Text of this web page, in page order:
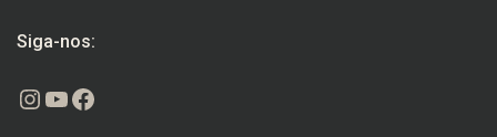
Siga-nos:
Instagram
Youtube
Facebook